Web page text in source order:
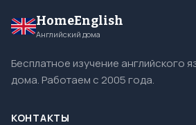
HomeEnglish
Английский дома
Бесплатное изучение английского
дома. Работаем с 2005 года.
КОНТАКТЫ